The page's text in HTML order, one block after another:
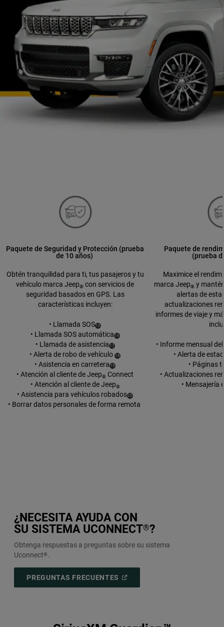
Paquete de Seguridad y Protección (prueba
de 10 años)
Obtén tranquilidad para ti, tus pasajeros y tu
vehículo marca Jeep® con servicios de
seguridad basados en GPS. Las
características incluyen:
• Llamada SOS(
Disclosure
15)
• Llamada SOS automática(16)
• Llamada de asistencia(
Disclosure
17)
• Alerta de robo de vehículo(18)
• Asistencia en carretera(19)
• Atención al cliente de Jeep® Connect
• Atención al cliente de Jeep®
• Asistencia para vehículos robados(20)
• Borrar datos personales de forma remota
Paquete de
(prueba
Maximice el
marca Jeep® y
alertas de
actualizaciones
informes de viaje y
• Informe mensual
• Alerta de
• Páginas
• Actualizaciones
• Mensajería
¿NECESITA AYUDA CON
SU SISTEMA UCONNECT®?
Obtenga respuestas a preguntas sobre su sistema
Uconnect®.
PREGUNTAS FRECUENTES OPEN